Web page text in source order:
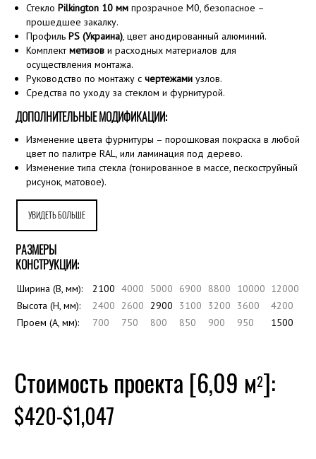
Стекло Pilkington 10 мм прозрачное M0, безопасное –
прошедшее закалку.
Профиль PS (Украина), цвет анодированный алюминий.
Комплектметизов и расходных материалов для
осуществления монтажа.
Руководство по монтажу с чертежами узлов.
Средства по уходу за стеклом и фурнитурой.
ДОПОЛНИТЕЛЬНЫЕ МОДИФИКАЦИИ:
Изменение цвета фурнитуры – порошковая покраска в любой
цвет по палитре RAL, или ламинация под дерево.
Изменение типа стекла (тонированное в массе, пескоструйный
рисунок, матовое).
УВИДЕТЬ БОЛЬШЕ
РАЗМЕРЫ
КОНСТРУКЦИИ:
Ширина (B, мм): 2100 4000 5000 6900 8800 10000 12000
Высота (H, мм):
2400 2600 2900 3100 3200 3600
4200
Проем (A, мм):
700 750 800 850 900 950 1500
Стоимость проекта [6,09 м2]:
$420-$1,047